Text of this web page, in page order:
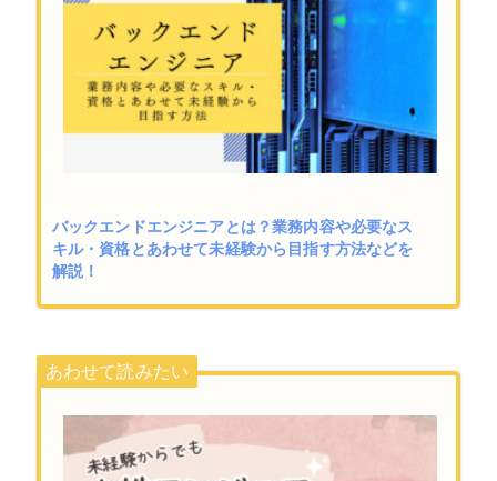
バックエンドエンジニアとは？業務内容や必要なス
キル・資格とあわせて未経験から目指す方法などを
解説！